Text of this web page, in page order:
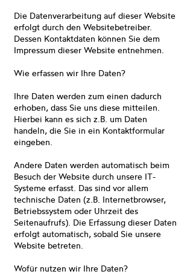
Die Datenverarbeitung auf dieser Website
erfolgt durch den Websitebetreiber.
Dessen Kontaktdaten können Sie dem
Impressum dieser Website entnehmen.
Wie erfassen wir Ihre Daten?
Ihre Daten werden zum einen dadurch
erhoben, dass Sie uns diese mitteilen.
Hierbei kann es sich z.B. um Daten
handeln, die Sie in ein Kontaktformular
eingeben.
Andere Daten werden automatisch beim
Besuch der Website durch unsere IT-
Systeme erfasst. Das sind vor allem
technische Daten (z.B. Internetbrowser,
Betriebssystem oder Uhrzeit des
Seitenaufrufs). Die Erfassung dieser Daten
erfolgt automatisch, sobald Sie unsere
Website betreten.
Wofür nutzen wir Ihre Daten?